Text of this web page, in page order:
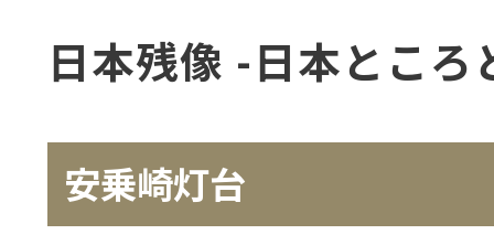
日本残像 -日本ところ
安乗崎灯台